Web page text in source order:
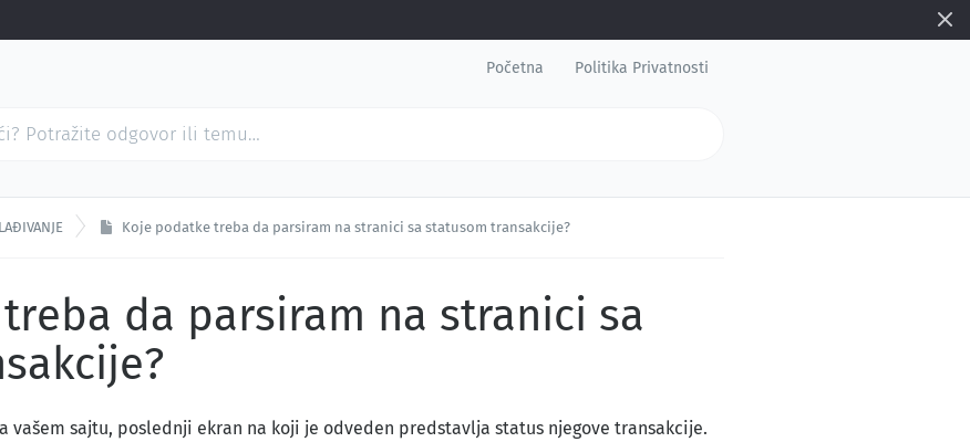
Početna Politika Privatnosti
Koje podatke treba da parsiram na stranici sa statusom transakcije?
da parsiram na stranici sa
vašem sajtu, poslednji ekran na koji je odveden predstavlja status njegove transakcije.